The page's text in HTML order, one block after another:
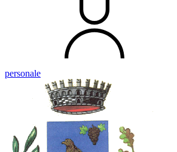
personale